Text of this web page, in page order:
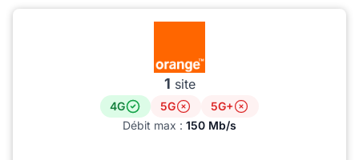
1 site
4G 5G
5G+
Débit max : 150 Mb/s